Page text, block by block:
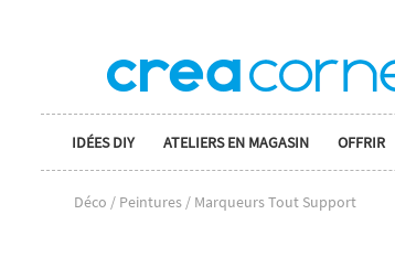
IDÉES DIY ATELIERS EN MAGASIN OFFRIR
Déco / Peintures / Marqueurs Tout Support